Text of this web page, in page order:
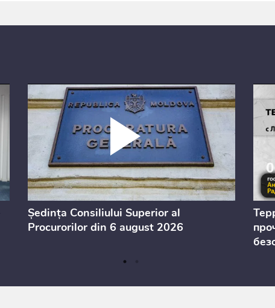
Ședința Consiliului Superior al
Procurorilor din 6 august 2026